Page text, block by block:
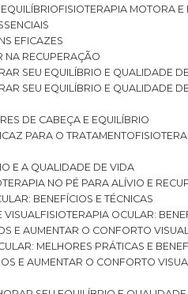
FISIOTERAPIA MOTORA
EFICAZES
NA RECUPERAÇÃO
SEU EQUILÍBRIO E QUALIDADE
SEU EQUILÍBRIO E QUALIDADE
DE CABEÇA E EQUILÍBRIO
PARA O TRATAMENTO
E A QUALIDADE DE VIDA
NO PÉ PARA ALÍVIO E
BENEFÍCIOS E TÉCNICAS
VISUAL
FISIOTERAPIA OCULAR:
E AUMENTAR O CONFORTO
MELHORES PRÁTICAS E
E AUMENTAR O CONFORTO